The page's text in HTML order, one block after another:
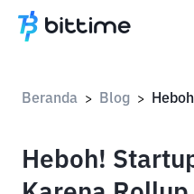
Beranda > Blog >
Heboh!